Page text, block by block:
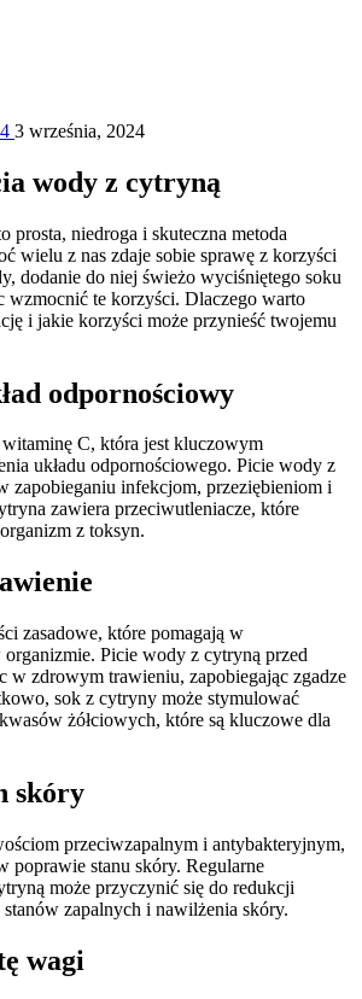
3 września, 2024
wody z cytryną
prosta, niedroga i skuteczna metoda
wielu z nas zdaje sobie sprawę z korzyści
dodanie do niej świeżo wyciśniętego soku
wzmocnić te korzyści. Dlaczego warto
i jakie korzyści może przynieść twojemu
odpornościowy
C, która jest kluczowym
układu odpornościowego. Picie wody z
zapobieganiu infekcjom, przeziębieniom i
zawiera przeciwutleniacze, które
z toksyn.
zasadowe, które pomagają w
Picie wody z cytryną przed
w zdrowym trawieniu, zapobiegając zgadze
sok z cytryny może stymulować
żółciowych, które są kluczowe dla
skóry
przeciwzapalnym i antybakteryjnym,
poprawie stanu skóry. Regularne
może przyczynić się do redukcji
zapalnych i nawilżenia skóry.
wagi